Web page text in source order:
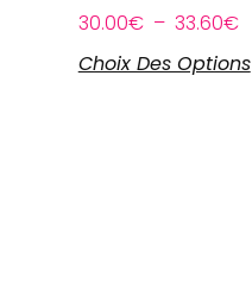
30.00€ – 33.60€
Choix Des Options